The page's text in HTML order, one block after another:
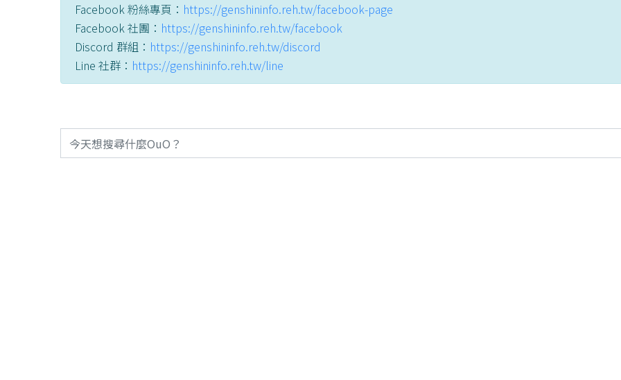
Facebook 粉絲專頁： https://genshininfo.reh.tw/facebook-page
Facebook 社團： https://genshininfo.reh.tw/facebook
Discord 群組： https://genshininfo.reh.tw/discord
Line 社群： https://genshininfo.reh.tw/line